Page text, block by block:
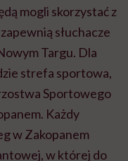
mogli skorzystać z
słuchacze
Targu. Dla
strefa sportowa,
Sportowego
Każdy
w Zakopanem
w której do